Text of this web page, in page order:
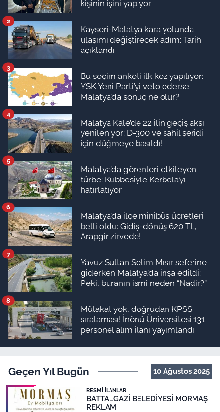
kişinin işini yapıyor
Kayseri-Malatya kara yolunda
ulaşımı değiştirecek adım: Tarih
açıklandı
2
Bu seçim anketi ilk kez yapılıyor:
YSK Yeni Parti’yi veto ederse
Malatya’da sonuç ne olur?
3
Malatya Kale’de 22 ilin geçiş aksı
yenileniyor: D-300 ve sahil şeridi
için düğmeye basıldı!
4
Malatya’da görenleri etkileyen
türbe: Kubbesiyle Kerbela’yı
hatırlatıyor
5
Malatya’da ilçe minibüs ücretleri
belli oldu: Gidiş-dönüş 620 TL,
Arapgir zirvede!
6
Yavuz Sultan Selim Mısır seferine
giderken Malatya’da inşa edildi:
Peki, buranın ismi neden “Nadir?”
7
Mülakat yok, doğrudan KPSS
sıralaması! İnönü Üniversitesi 131
personel alım ilanı yayımlandı
8
Geçen Yıl Bugün 10 Ağustos 2025
RESMI İLANLAR
BATTALGAZİ BELEDİYESİ MORMAŞ
REKLAM